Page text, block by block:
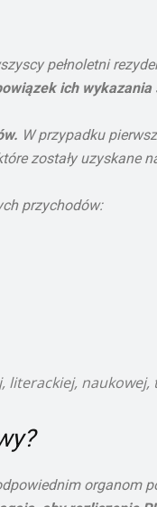
pełnoletni
ich
W przypadku
zostały uzyskane
przychodów:
literackiej,
organom